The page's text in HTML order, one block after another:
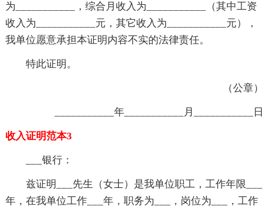
为___________，综合月收入为___________（其中工资
收入为___________元，其它收入为___________元），
我单位愿意承担本证明内容不实的法律责任。
特此证明。
（公章）
___________年___________月___________日
收入证明范本3
___银行：
兹证明___先生（女士）是我单位职工，工作年限___
年，在我单位工作___年，职务为___，岗位为___，工作